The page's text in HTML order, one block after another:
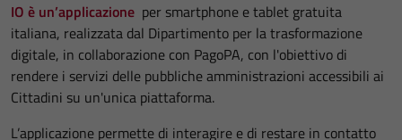
IO è un’applicazione per smartphone e tablet gratuita
italiana, realizzata dal Dipartimento per la trasformazione
digitale, in collaborazione con PagoPA, con l'obiettivo di
rendere i servizi delle pubbliche amministrazioni accessibili ai
Cittadini su un'unica piattaforma.
L’applicazione permette di interagire e di restare in contatto